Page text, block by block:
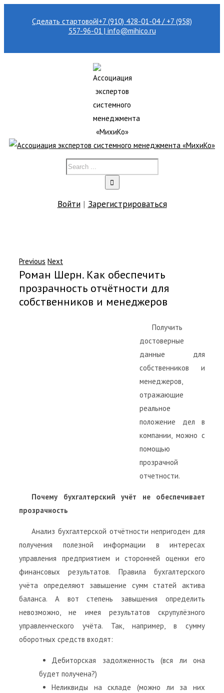
Сделать стартовой|+7 (910) 428-01-04 / +7 (958)
557-96-01 | info@mihico.ru
Войти| Зарегистрироваться
Previous Next
Роман Шерн. Как обеспечить
прозрачность отчётности для
собственников и менеджеров
Получить
достоверные
данные для
собственников и
менеджеров,
отражающие
реальное
положение дел в
компании, можно с
помощью
прозрачной
отчетности.
Почему бухгалтерский учёт не обеспечивает
прозрачность
Анализ бухгалтерской отчётности непригоден для
получения полезной информации в интересах
управления предприятием и сторонней оценки его
финансовых результатов. Правила бухгалтерского
учёта определяют завышение сумм статей актива
баланса. А вот степень завышения определить
невозможно, не имея результатов скрупулёзного
управленческого учёта. Так, например, в сумму
оборотных средств входят:
Дебиторская задолженность (вся ли она
будет получена?)
Неликвиды на складе (можно ли за них